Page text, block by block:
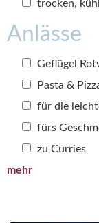
trocken,
Anlässe
Geflügel
Pasta &
für die
fürs
zu Curries
mehr